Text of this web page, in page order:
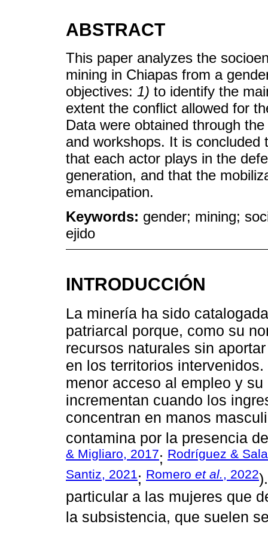
ABSTRACT
This paper analyzes the
mining in Chiapas from a
objectives: 1) to identify the
extent the conflict allowed for
Data were obtained through
and workshops. It is
that each actor plays in the
generation, and that the
emancipation.
Keywords: gender; mining;
ejido
INTRODUCCIÓN
La minería ha sido
patriarcal porque, como su
recursos naturales sin
en los territorios
menor acceso al empleo y
incrementan cuando los
concentran en manos
contamina por la presencia
& Migliaro, 2017; Rodríguez &
Santiz, 2021; Romero et al., 2022
particular a las mujeres que
la subsistencia, que suelen